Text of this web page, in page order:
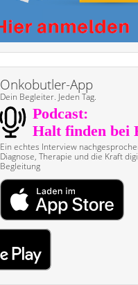
Onkobutler-App
Dein Begleiter. Jeden Tag.
Ein echtes Interview
Diagnose, Therapie und die Kraft
Begleitung